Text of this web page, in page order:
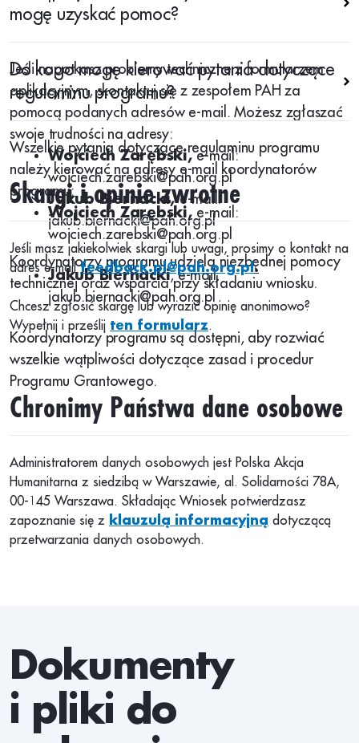
mogę uzyskać pomoc?
Jeśli napotkasz problemy techniczne z formularzem
aplikacyjnym, skontaktuj się z zespołem PAH za
pomocą podanych adresów e-mail. Możesz zgłaszać
swoje trudności na adresy:
Wojciech Zarębski,e-mail:
wojciech.zarebski@pah.org.pl
Jakub Biernacki,e-mail:
jakub.biernacki@pah.org.pl
Koordynatorzy programu udzielą niezbędnej pomocy
technicznej oraz wsparcia przy składaniu wniosku​.
Do kogo mogę kierować pytania dotyczące
regulaminu programu?
Wszelkie pytania dotyczące regulaminu programu
należy kierować na adresy e-mail koordynatorów
programu:
Wojciech Zarębski, e-mail:
wojciech.zarebski@pah.org.pl
Jakub Biernacki, e-mail:
jakub.biernacki@pah.org.pl
Koordynatorzy programu są dostępni, aby rozwiać
wszelkie wątpliwości dotyczące zasad i procedur
Programu Grantowego.
Skargi i opinie zwrotne
Jeśli masz jakiekolwiek skargi lub uwagi, prosimy o kontakt na
adres e-mailfeedback.pl@pah.org.pl.
Chcesz zgłosić skargę lub wyrazić opinię anonimowo?
Wypełnij i prześlij ten formularz.
Chronimy Państwa dane osobowe
Administratorem danych osobowych jest Polska Akcja
Humanitarna z siedzibą w Warszawie, al. Solidarności 78A,
00-145 Warszawa. Składając Wniosek potwierdzasz
zapoznanie się z
klauzulą informacyjną dotyczącą
przetwarzania danych osobowych.
Dokumenty
i pliki do